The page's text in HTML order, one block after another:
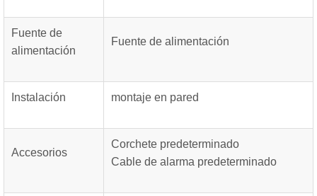
Fuente de
alimentación
Fuente de alimentación
Instalación montaje en pared
Accesorios
Corchete predeterminado
Cable de alarma predeterminado